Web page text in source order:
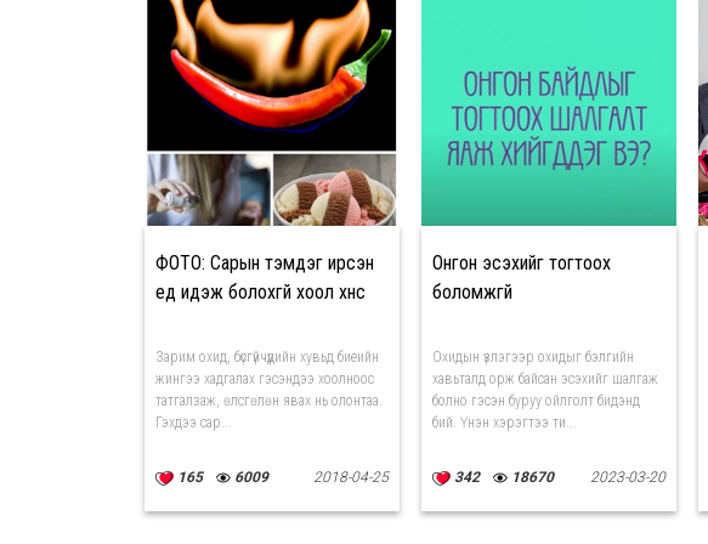
ФОТО: Сарын тэмдэг ирсэн
үед идэж болохгүй хоол хүнс
Зарим охид, бүсгүйчүүдийн хувьд биеийн
жингээ хадгалах гэсэндээ хоолноос
татгалзаж, өлсгөлөн явах нь олонтаа.
Гэхдээ сар...
165 6009 2018-04-25
Онгон эсэхийг тогтоох
боломжгүй
Охидын үзлэгээр охидыг бэлгийн
хавьталд орж байсан эсэхийг шалгаж
болно гэсэн буруу ойлголт бидэнд
бий. Үнэн хэрэгтээ ти...
342 18670 2023-03-20